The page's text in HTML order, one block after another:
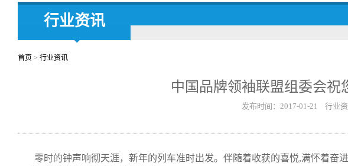
行业资讯
首页 > 行业资讯
中国品牌领袖联盟组委会祝
发布时间：2017-01-21 行业
零时的钟声响彻天涯，新年的列车准时出发。伴随着收获的喜悦,满怀着奋